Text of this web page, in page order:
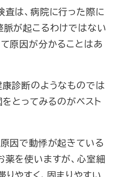
は、病院に行った際に
が起こるわけではない
原因が分かることはあ
診断のようなものでは
とってみるのがベスト
因で動悸が起きている
を使いますが、心室細